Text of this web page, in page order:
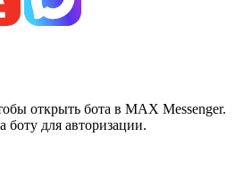
открыть бота в MAX Messenger.
боту для авторизации.